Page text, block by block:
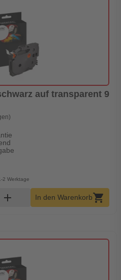
auf transparent 9
2 Werktage
Menge
add In den Warenkorbshopping_cart